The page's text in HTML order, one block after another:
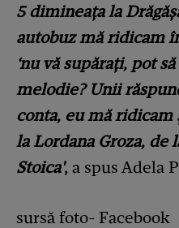
5 dimineața la
autobuz mă ridicam
‘nu vă supărați, pot
melodie? Unii
conta, eu mă
la Lordana Groza, de
Stoica', a spus Adela
sursă foto- Facebook